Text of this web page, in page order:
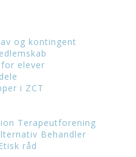
og kontingent
elever
i ZCT
Terapeutforening
Behandler
råd